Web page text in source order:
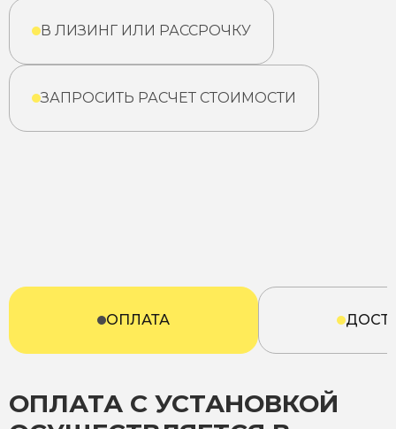
В ЛИЗИНГ ИЛИ РАССРОЧКУ
ЗАПРОСИТЬ РАСЧЕТ СТОИМОСТИ
ОПЛАТА
ОПЛАТА С УСТАНОВКОЙ